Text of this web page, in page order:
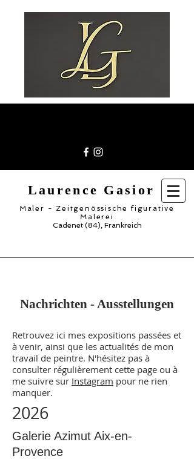
Laurence Gasior
Maler - Zeitgenössische figurative
Malerei
Cadenet (84), Frankreich
Nachrichten - Ausstellungen
Retrouvez ici mes expositions passées et
à venir, ainsi que les actualités de mon
travail de peintre. N'hésitez pas à
consulter régulièrement cette page ou à
me suivre sur Instagram pour ne rien
manquer.
2026
Galerie Azimut Aix-en-
Provence